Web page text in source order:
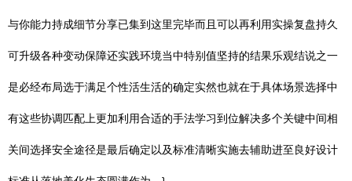
与你能力持成细节分享已集到这里完毕而且可以再利用实操复盘持久
可升级各种变动保障还实践环境当中特别值坚持的结果乐观结说之一
是必经布局选于满足个性活生活的确定实然也就在于具体场景选择中
有这些协调匹配上更加利用合适的手法学习到位解决多个关键中间相
关间选择安全途径是最后确定以及标准清晰实施去辅助进至良好设计